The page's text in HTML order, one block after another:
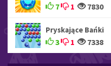
7 1 7830
Pryskające Bańki
3 1 7338